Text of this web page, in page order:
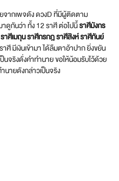
จากเพจดัง ดวงD ที่มีผู้ติดตาม
ดูกันว่า ทั้ง 12 ราศี ต่อไปนี้ราศีมังกร
ศีเมถุน ราศีกรกฎ ราศีสิงห์ ราศีกันย์
ศี มีเงินเข้ามา ได้ลืมตาอ้าปาก ยิ่งขยัน
นจริงดั่งคำทำนาย ขอให้น้อมรับไว้ด้วย
นายดังกล่าวเป็นจริง